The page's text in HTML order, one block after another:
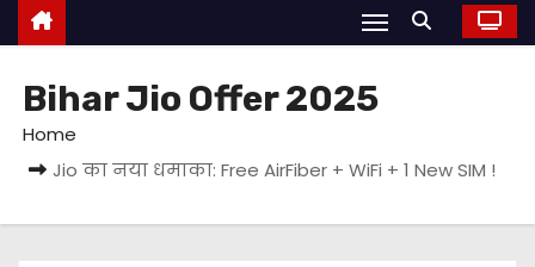
Bihar Jio Offer 2025
Home
Jio का नया धमाका: Free AirFiber + WiFi + 1 New SIM !